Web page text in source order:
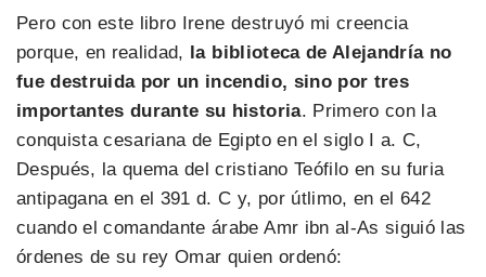
Pero con este libro Irene destruyó mi creencia
porque, en realidad, la biblioteca de Alejandría no
fue destruida por un incendio, sino por tres
importantes durante su historia. Primero con la
conquista cesariana de Egipto en el siglo I a. C,
Después, la quema del cristiano Teófilo en su furia
antipagana en el 391 d. C y, por útlimo, en el 642
cuando el comandante árabe Amr ibn al-As siguió las
órdenes de su rey Omar quien ordenó: